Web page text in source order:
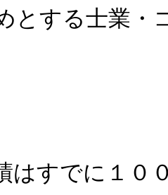
とする士業・
はすでに１０